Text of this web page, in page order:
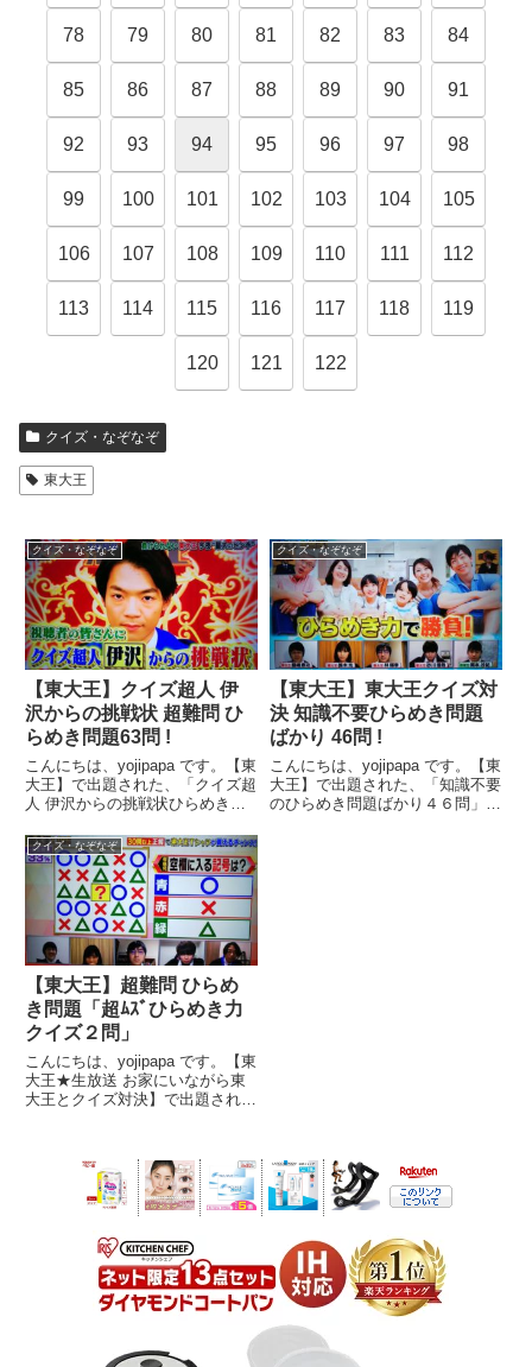
78 79 80 81 82 83 84
85 86 87 88 89 90 91
92 93 94 95 96 97 98
99 100 101 102 103 104 105
106 107 108 109 110 111 112
113 114 115 116 117 118 119
120 121 122
クイズ・なぞなぞ
東大王
クイズ・なぞなぞ
【東大王】クイズ超人 伊
沢からの挑戦状 超難問 ひ
らめき問題63問 !
こんにちは、yojipapa です。【東
大王】で出題された、「クイズ超
人 伊沢からの挑戦状ひらめき問
ジ目から順にお楽しみください。
(^ - ^出演者【司会】ヒロミ、山
里亮太(南海キャンディーズ)【解
説】伊沢拓司...
クイズ・なぞなぞ
【東大王】東大王クイズ対
決 知識不要ひらめき問題
ばかり 46問 !
こんにちは、yojipapa です。【東
大王】で出題された、「知識不要
のひらめき問題ばかり４６問」を
クイズ・なぞなぞ
【東大王】超難問 ひらめ
き問題「超ﾑｽﾞひらめき力
クイズ２問」
こんにちは、yojipapa です。【東
大王★生放送 お家にいながら東
大王とクイズ対決】で出題され
王も４０秒の回答時間では大苦戦
の超難問です。番組名東大王★生
放送2時間!あなたは東...